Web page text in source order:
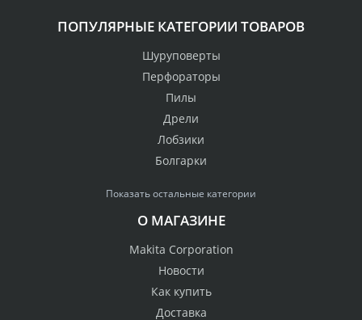
ПОПУЛЯРНЫЕ КАТЕГОРИИ ТОВАРОВ
Шуруповерты
Перфораторы
Пилы
Дрели
Лобзики
Болгарки
Показать остальные категории
О МАГАЗИНЕ
Makita Corporation
Новости
Как купить
Доставка